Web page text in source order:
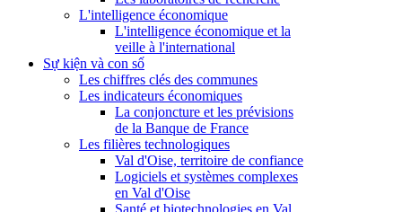
L'intelligence économique
L'intelligence économique et la
veille à l'international
Sự kiện và con số
Les chiffres clés des communes
Les indicateurs économiques
La conjoncture et les prévisions
de la Banque de France
Les filières technologiques
Val d'Oise, territoire de confiance
Logiciels et systèmes complexes
en Val d'Oise
Santé et biotechnologies en Val